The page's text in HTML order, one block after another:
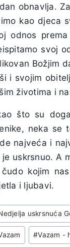
obnavlja.
kao djeca
odnos
svoj
Božjim
i svojim
životima i
što su
neka se
najveća i
je uskrsnuo. A
kojim
i ljubavi.
uskrsnuća
#Vazam -